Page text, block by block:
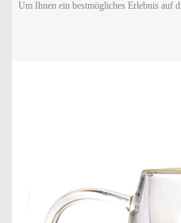
Um Ihnen ein bestmögliches Erlebnis auf